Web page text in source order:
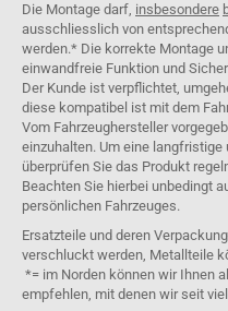
Die Montage darf, insbesondere
ausschliesslich von
werden.* Die korrekte Montage
einwandfreie Funktion und
Der Kunde ist verpflichtet,
diese kompatibel ist mit dem
Vom Fahrzeughersteller
einzuhalten. Um eine
überprüfen Sie das Produkt
Beachten Sie hierbei unbedingt
persönlichen Fahrzeuges.
Ersatzteile und deren
verschluckt werden, Metallteile
*= im Norden können wir Ihnen
empfehlen, mit denen wir seit